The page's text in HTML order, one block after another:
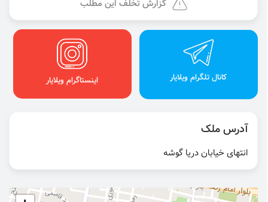
گزارش تخلف این مطلب
کانال تلگرام ویلایار اینستاگرام ویلایار
آدرس ملک
انتهای خیابان دریا گوشه